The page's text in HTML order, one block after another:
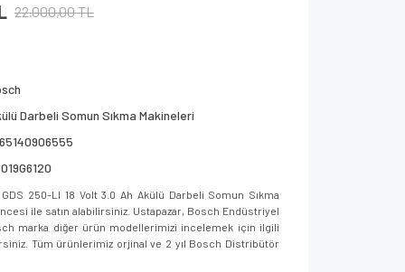
22.000,00 TL
Darbeli Somun Sıkma Makineleri
250-LI 18 Volt 3.0 Ah Akülü Darbeli Somun Sıkma
ile satın alabilirsiniz. Ustapazar, Bosch Endüstriyel
marka diğer ürün modellerimizi incelemek için ilgili
Tüm ürünlerimiz orjinal ve 2 yıl Bosch Distribütör